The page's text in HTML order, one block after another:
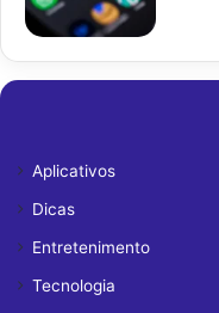
Aplicativos
Dicas
Entretenimento
Tecnologia